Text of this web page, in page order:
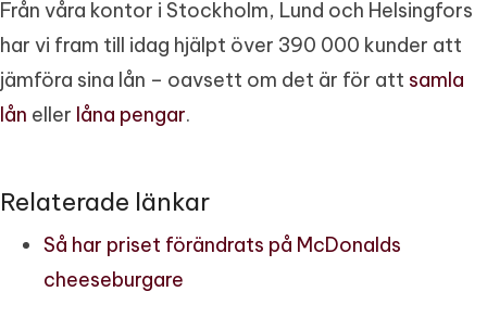
Från våra kontor i Stockholm, Lund och Helsingfors
har vi fram till idag hjälpt över 390 000 kunder att
jämföra sina lån – oavsett om det är för att samla
lån eller låna pengar.
Relaterade länkar
Så har priset förändrats på McDonalds
cheeseburgare